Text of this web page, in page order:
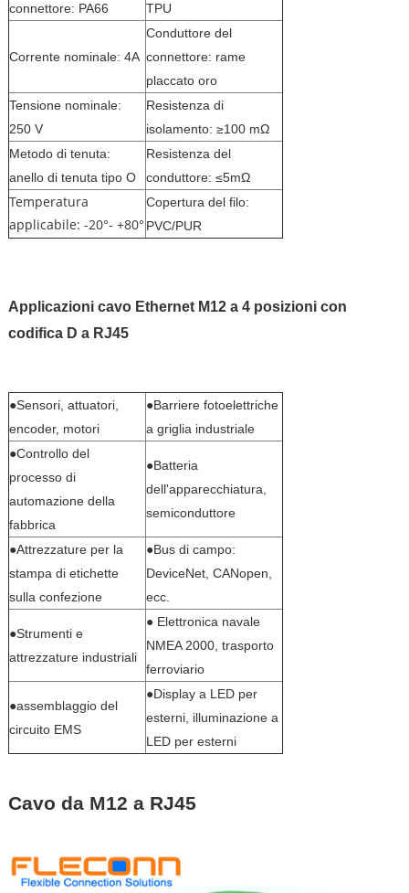
connettore: PA66
TPU
Corrente nominale: 4A
Conduttore del
connettore: rame
placcato oro
Tensione nominale:
250 V
Resistenza di
isolamento: ≥100 mΩ
Metodo di tenuta:
anello di tenuta tipo O
Resistenza del
conduttore: ≤5mΩ
Temperatura
applicabile: -20°- +80°
Copertura del filo:
PVC/PUR
Applicazioni cavo Ethernet M12 a 4 posizioni con
codifica D a RJ45
●Sensori, attuatori,
encoder, motori
●Barriere fotoelettriche
a griglia industriale
●Controllo del
processo di
automazione della
fabbrica
●Batteria
dell'apparecchiatura,
semiconduttore
●Attrezzature per la
stampa di etichette
sulla confezione
●Bus di campo:
DeviceNet, CANopen,
ecc.
●Strumenti e
attrezzature industriali
● Elettronica navale
NMEA 2000, trasporto
ferroviario
●assemblaggio del
circuito EMS
●Display a LED per
esterni, illuminazione a
LED per esterni
Cavo da M12 a RJ45